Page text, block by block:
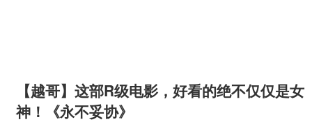
【越哥】这部R级电影，好看的绝不仅仅是女
神！《永不妥协》